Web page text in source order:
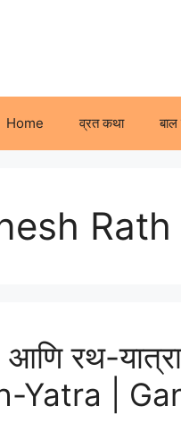
Home व्रत कथा
रथ-
Yatra |